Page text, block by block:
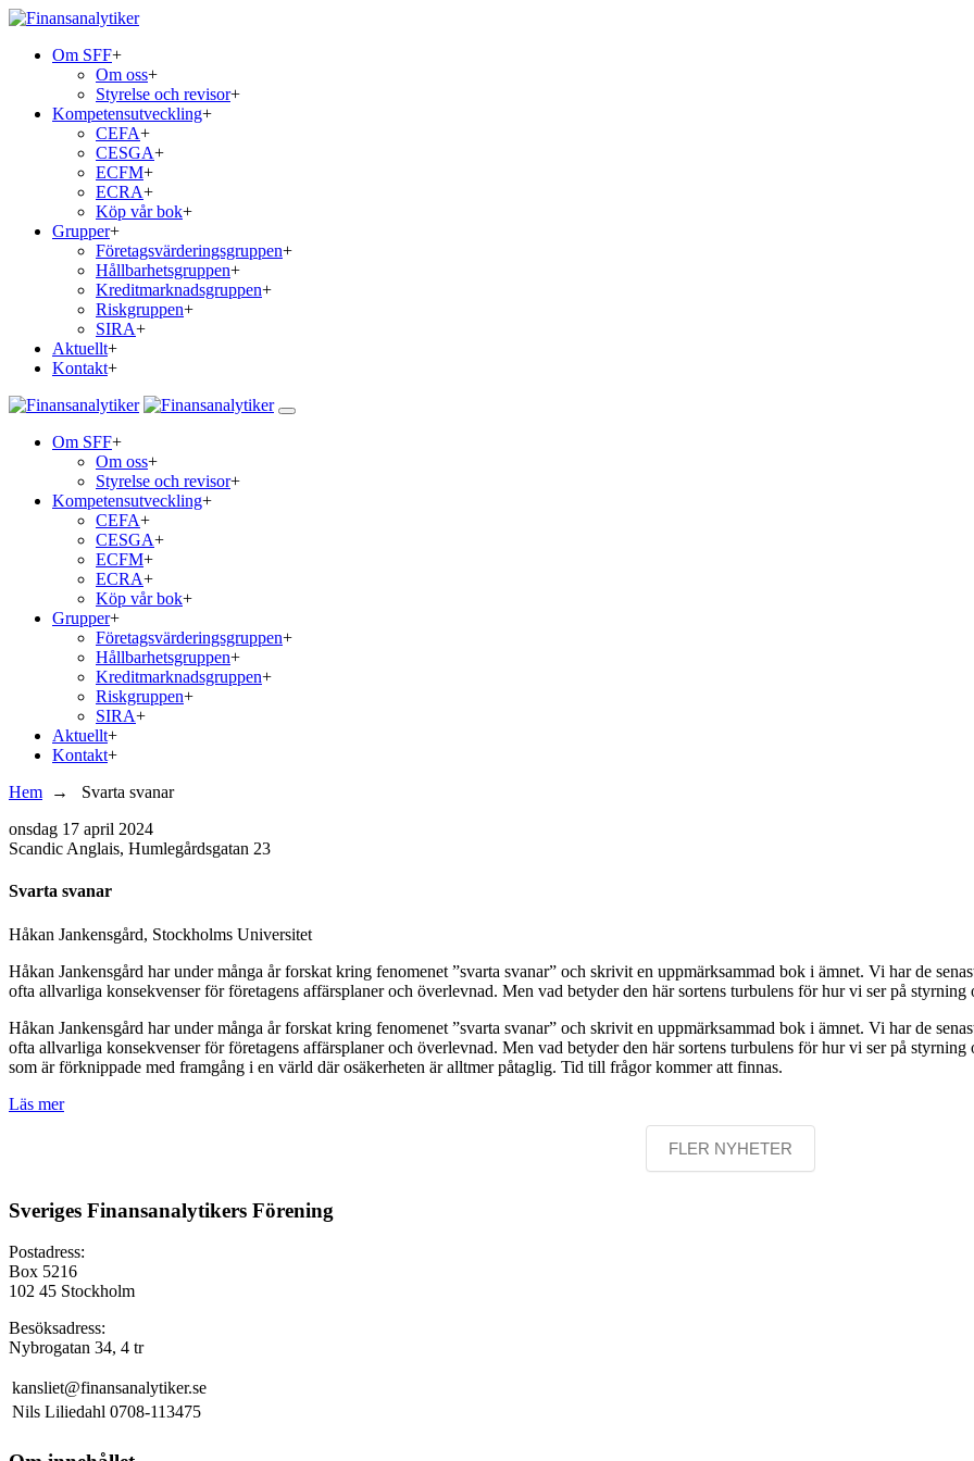
Om SFF+
Om oss+
Styrelse och revisor+
Kompetensutveckling+
CEFA+
CESGA+
ECFM+
ECRA+
Köp vår bok+
Grupper+
Företagsvärderingsgruppen+
Hållbarhetsgruppen+
Kreditmarknadsgruppen+
Riskgruppen+
SIRA+
Aktuellt+
Kontakt+
Om SFF+
Om oss+
Styrelse och revisor+
Kompetensutveckling+
CEFA+
CESGA+
ECFM+
ECRA+
Köp vår bok+
Grupper+
Företagsvärderingsgruppen+
Hållbarhetsgruppen+
Kreditmarknadsgruppen+
Riskgruppen+
SIRA+
Aktuellt+
Kontakt+
Hem → Svarta svanar
onsdag 17 april 2024
Scandic Anglais, Humlegårdsgatan 23
Svarta svanar
Håkan Jankensgård, Stockholms Universitet
Håkan Jankensgård har under många år forskat kring fenomenet ”svarta svanar” och skrivit en uppmärksammad bok i ämnet. Vi har de
ofta allvarliga konsekvenser för företagens affärsplaner och överlevnad. Men vad betyder den här sortens turbulens för hur vi ser på
Håkan Jankensgård har under många år forskat kring fenomenet ”svarta svanar” och skrivit en uppmärksammad bok i ämnet. Vi har de
ofta allvarliga konsekvenser för företagens affärsplaner och överlevnad. Men vad betyder den här sortens turbulens för hur vi ser på
som är förknippade med framgång i en värld där osäkerheten är alltmer påtaglig. Tid till frågor kommer att finnas.
Läs mer
FLER NYHETER
Sveriges Finansanalytikers Förening
Postadress:
Box 5216
102 45 Stockholm
Besöksadress:
Nybrogatan 34, 4 tr
kansliet@finansanalytiker.se
Nils Liliedahl 0708-113475